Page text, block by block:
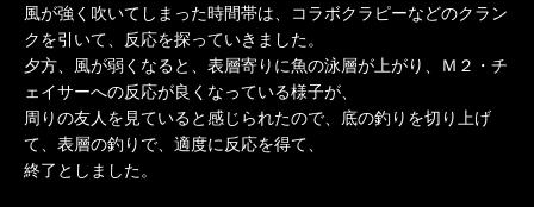
風が強く吹いてしまった時間帯は、コラボクラピーなどのクラン
クを引いて、反応を探っていきました。
夕方、風が弱くなると、表層寄りに魚の泳層が上がり、Ｍ２・チ
ェイサーへの反応が良くなっている様子が、
周りの友人を見ていると感じられたので、底の釣りを切り上げ
て、表層の釣りで、適度に反応を得て、
終了としました。